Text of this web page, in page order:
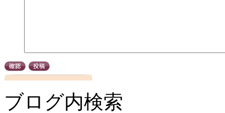
ブログ内検索